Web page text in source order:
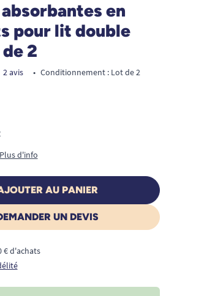
en
pour lit double
2
2 avis • Conditionnement : Lot de 2
Plus d'info
AU PANIER
UN DEVIS
€ d'achats